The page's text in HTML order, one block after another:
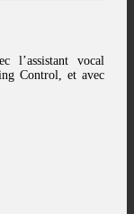
l’assistant vocal
Control, et avec